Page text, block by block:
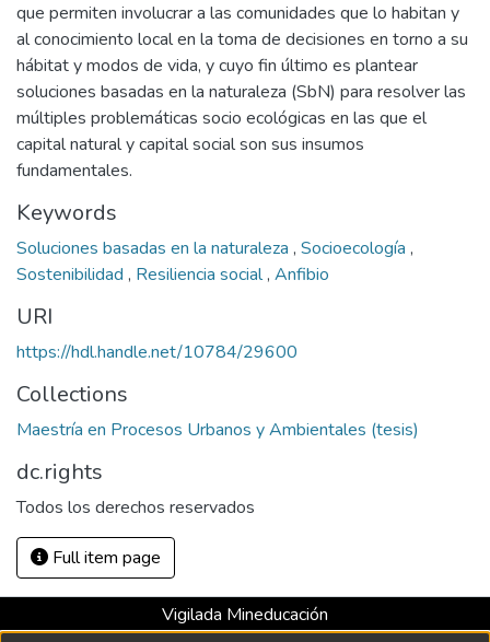
que permiten involucrar a las comunidades que lo habitan y
al conocimiento local en la toma de decisiones en torno a su
hábitat y modos de vida, y cuyo fin último es plantear
soluciones basadas en la naturaleza (SbN) para resolver las
múltiples problemáticas socio ecológicas en las que el
capital natural y capital social son sus insumos
fundamentales.
Keywords
Soluciones basadas en la naturaleza , Socioecología ,
Sostenibilidad , Resiliencia social, Anfibio
URI
https://hdl.handle.net/10784/29600
Collections
Maestría en Procesos Urbanos y Ambientales (tesis)
dc.rights
Todos los derechos reservados
Full item page
Vigilada Mineducación